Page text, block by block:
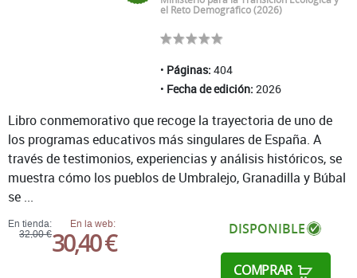
el Reto Demográfico (2026)
Páginas: 404
Fecha de edición: 2026
En tienda:
32,00 €
En la web:
30,40 € DISPONIBLE
COMPRAR
Libro conmemorativo que recoge la trayectoria de uno de
los programas educativos más singulares de España. A
través de testimonios, experiencias y análisis históricos, se
muestra cómo los pueblos de Umbralejo, Granadilla y Búbal
se ...